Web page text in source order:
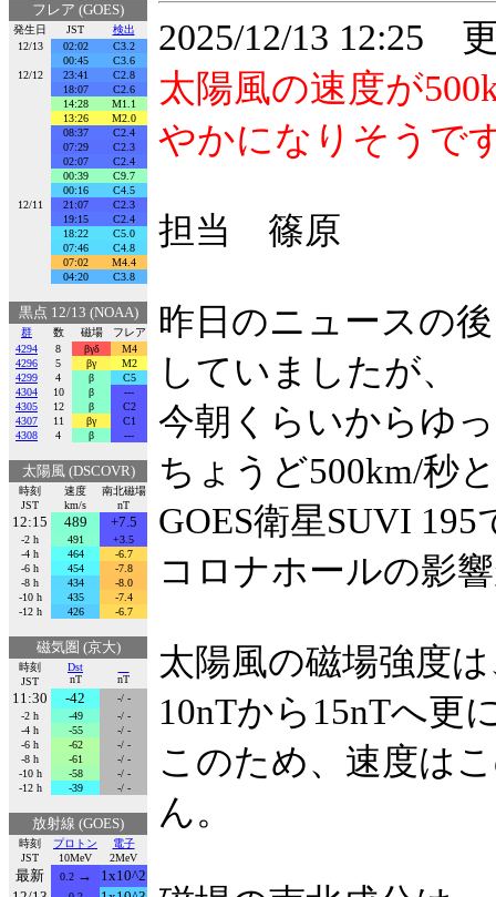
フレア (GOES)
発生日 JST
検出
12/13
02:02
C3.2
00:45
C3.6
12/12
23:41
C2.8
18:07
C2.6
14:28
M1.1
13:26
M2.0
08:37
C2.4
07:29
C2.3
02:07
C2.4
00:39
C9.7
00:16
C4.5
12/11
21:07
C2.3
19:15
C2.4
18:22
C5.0
07:46
C4.8
07:02
M4.4
04:20
C3.8
黒点 12/13 (NOAA)
群 数 磁場
フレア
4294
8 βγδ
M4
4296
5 βγ
M2
4299
4 β
C5
4304
10 β
---
4305
12 β
C2
4307
11 βγ
C1
4308
4 β ---
太陽風 (DSCOVR)
時刻
JST
速度
km/s
南北磁場
nT
12:15 489 +7.5
-2 h 491
+3.5
-4 h
464
-6.7
-6 h
454
-7.8
-8 h
434
-8.0
-10 h
435
-7.4
-12 h
426 -6.7
磁気圏 (京大)
時刻
JST
Dst
nT
nT
11:30 -42
-/ -
-2 h
-49
-/ -
-4 h
-55
-/ -
-6 h
-62
-/ -
-8 h
-61
-/ -
-10 h
-58
-/ -
-12 h
-39 -/ -
放射線 (GOES)
時刻
JST
プロトン
10MeV
電子
2MeV
最新 0.2→
1x10^2
2025/12/13 12:25
太陽風の速度が
やかになりそうで
担当 篠原
昨日のニュースの
していましたが、
今朝くらいからゆ
ちょうど500km/秒
GOES衛星SUVI
コロナホールの影
太陽風の磁場強度
10nTから15nTへ更
このため、速度は
ん。